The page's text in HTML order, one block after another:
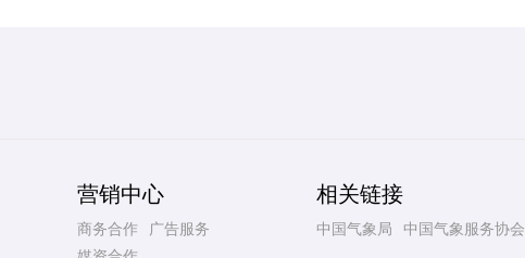
营销中心
商务合作
广告服务
相关链接
中国气象局 中国气象服务协会